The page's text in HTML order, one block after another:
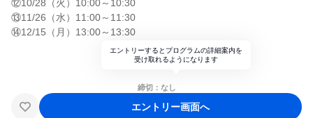
⑫10/28（火）10:00～10:30
⑬11/26（水）11:00～11:30
⑭12/15（月）13:00～13:30
エントリーするとプログラムの詳細案内を
受け取れるようになります
締切：なし
エントリー画面へ